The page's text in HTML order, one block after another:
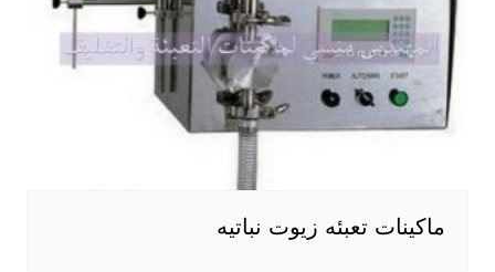
ماكينات تعبئه زيوت نباتيه